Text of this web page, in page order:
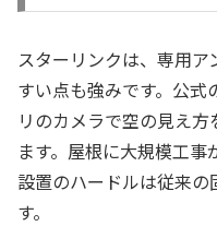
スターリンクは、専用
すい点も強みです。公
リのカメラで空の見え
ます。屋根に大規模工事
設置のハードルは従来
す。